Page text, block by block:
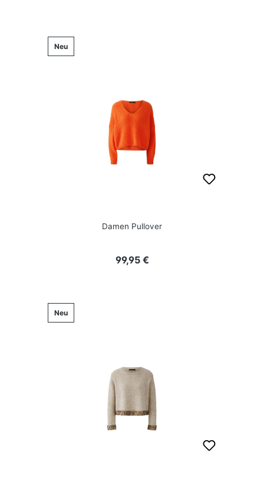
Neu
Damen Pullover
Regulärer Preis:
99,95 €
Neu